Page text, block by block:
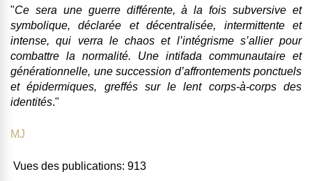
"Ce sera une guerre différente, à la fois subversive et
symbolique, déclarée et décentralisée, intermittente et
intense, qui verra le chaos et l’intégrisme s’allier pour
combattre la normalité. Une intifada communautaire et
générationnelle, une succession d’affrontements ponctuels
et épidermiques, greffés sur le lent corps-à-corps des
identités."
MJ
Vues des publications: 913